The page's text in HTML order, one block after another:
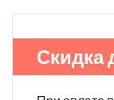
Скидка